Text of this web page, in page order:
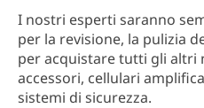
I nostri esperti saranno
per la revisione, la pulizia
per acquistare tutti gli
accessori, cellulari
sistemi di sicurezza.